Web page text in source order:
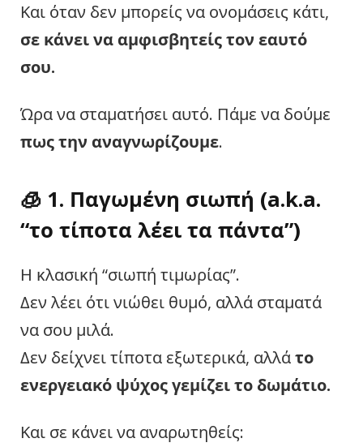
Και όταν δεν μπορείς να ονομάσεις κάτι,
σε κάνει να αμφισβητείς τον εαυτό
σου.
Ώρα να σταματήσει αυτό. Πάμε να δούμε
πως την αναγνωρίζουμε.
🧊 1. Παγωμένη σιωπή (a.k.a.
“το τίποτα λέει τα πάντα”)
Η κλασική “σιωπή τιμωρίας”.
Δεν λέει ότι νιώθει θυμό, αλλά σταματά
να σου μιλά.
Δεν δείχνει τίποτα εξωτερικά, αλλάτο
ενεργειακό ψύχος γεμίζει το δωμάτιο.
Και σε κάνει να αναρωτηθείς: